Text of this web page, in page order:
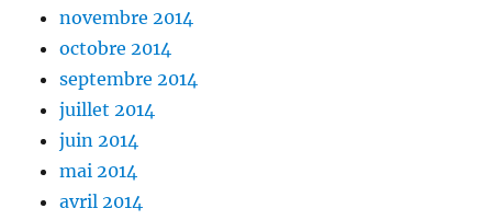
novembre 2014
octobre 2014
septembre 2014
juillet 2014
juin 2014
mai 2014
avril 2014